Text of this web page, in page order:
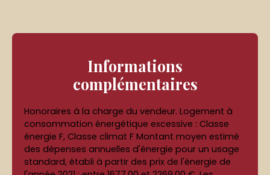
Informations
complémentaires
Honoraires à la charge du vendeur. Logement à
consommation énergétique excessive : Classe
énergie F, Classe climat F Montant moyen estimé
des dépenses annuelles d'énergie pour un usage
standard, établi à partir des prix de l'énergie de